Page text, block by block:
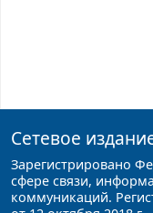
Сетевое
Зарегистрировано
сфере связи,
коммуникаций.